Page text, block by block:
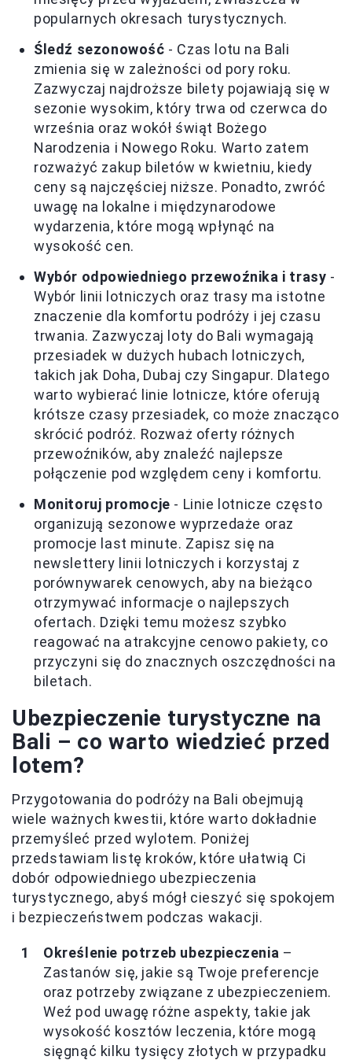
popularnych okresach turystycznych.
Śledź sezonowość - Czas lotu na Bali
zmienia się w zależności od pory roku.
Zazwyczaj najdroższe bilety pojawiają się w
sezonie wysokim, który trwa od czerwca do
września oraz wokół świąt Bożego
Narodzenia i Nowego Roku. Warto zatem
rozważyć zakup biletów w kwietniu, kiedy
ceny są najczęściej niższe. Ponadto, zwróć
uwagę na lokalne i międzynarodowe
wydarzenia, które mogą wpłynąć na
wysokość cen.
Wybór odpowiedniego przewoźnika i trasy -
Wybór linii lotniczych oraz trasy ma istotne
znaczenie dla komfortu podróży i jej czasu
trwania. Zazwyczaj loty do Bali wymagają
przesiadek w dużych hubach lotniczych,
takich jak Doha, Dubaj czy Singapur. Dlatego
warto wybierać linie lotnicze, które oferują
krótsze czasy przesiadek, co może znacząco
skrócić podróż. Rozważ oferty różnych
przewoźników, aby znaleźć najlepsze
połączenie pod względem ceny i komfortu.
Monitoruj promocje - Linie lotnicze często
organizują sezonowe wyprzedaże oraz
promocje last minute. Zapisz się na
newslettery linii lotniczych i korzystaj z
porównywarek cenowych, aby na bieżąco
otrzymywać informacje o najlepszych
ofertach. Dzięki temu możesz szybko
reagować na atrakcyjne cenowo pakiety, co
przyczyni się do znacznych oszczędności na
biletach.
Ubezpieczenie turystyczne na
Bali – co warto wiedzieć przed
lotem?
Przygotowania do podróży na Bali obejmują
wiele ważnych kwestii, które warto dokładnie
przemyśleć przed wylotem. Poniżej
przedstawiam listę kroków, które ułatwią Ci
dobór odpowiedniego ubezpieczenia
turystycznego, abyś mógł cieszyć się spokojem
i bezpieczeństwem podczas wakacji.
Określenie potrzeb ubezpieczenia –
Zastanów się, jakie są Twoje preferencje
oraz potrzeby związane z ubezpieczeniem.
Weź pod uwagę różne aspekty, takie jak
wysokość kosztów leczenia, które mogą
sięgnąć kilku tysięcy złotych w przypadku